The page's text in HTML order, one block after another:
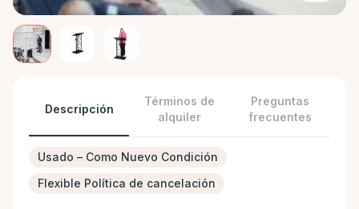
Descripción
Términos de
alquiler
Preguntas
frecuentes
Usado – Como Nuevo Condición
Flexible Política de cancelación